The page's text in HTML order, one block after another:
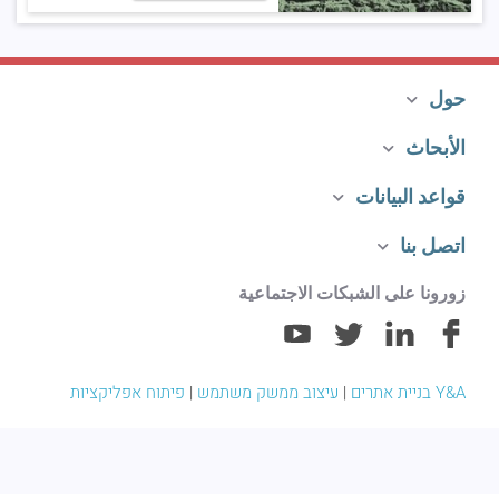
حول
الأبحاث
قواعد البيانات
اتصل بنا
زورونا على الشبكات الاجتماعية
Y&A בניית אתרים | עיצוב ממשק משתמש | פיתוח אפליקציות